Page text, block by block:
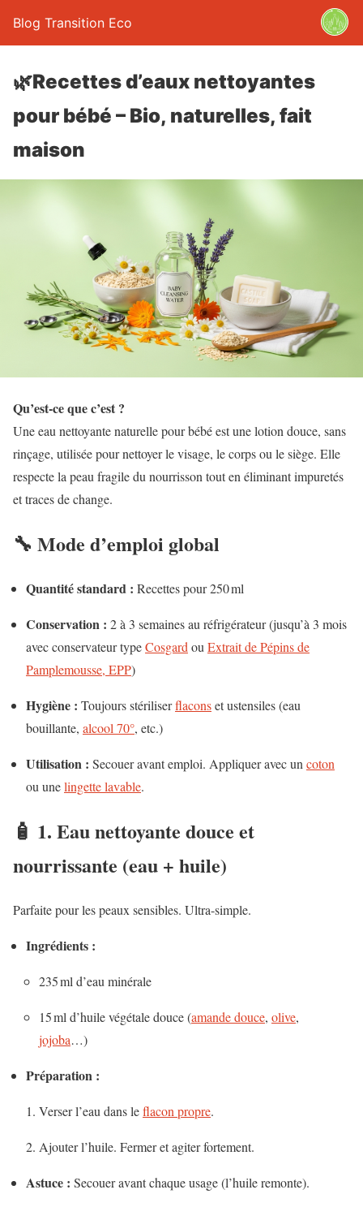
Blog Transition Eco
🌿Recettes d’eaux nettoyantes
pour bébé – Bio, naturelles, fait
maison
Qu’est-ce que c’est ?
Une eau nettoyante naturelle pour bébé est une lotion douce, sans
rinçage, utilisée pour nettoyer le visage, le corps ou le siège. Elle
respecte la peau fragile du nourrisson tout en éliminant impuretés
et traces de change.
🔧 Mode d’emploi global
Quantité standard : Recettes pour 250 ml
Conservation : 2 à 3 semaines au réfrigérateur (jusqu’à 3 mois
avec conservateur typeCosgard ou Extrait de Pépins de
Pamplemousse, EPP)
Hygiène : Toujours stériliserflaconset ustensiles (eau
bouillante, alcool 70°, etc.)
Utilisation : Secouer avant emploi. Appliquer avec un coton
ou unelingette lavable.
🧴 1. Eau nettoyante douce et
nourrissante (eau + huile)
Parfaite pour les peaux sensibles. Ultra-simple.
Ingrédients :
235 ml d’eau minérale
15 ml d’huile végétale douce (amande douce, olive,
jojoba…)
Préparation :
Verser l’eau dans leflacon propre.
Ajouter l’huile. Fermer et agiter fortement.
Astuce : Secouer avant chaque usage (l’huile remonte).